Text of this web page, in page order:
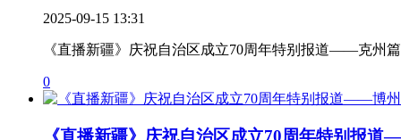
2025-09-15 13:31
《直播新疆》庆祝自治区成立70周年特别报道——克州篇
0
《直播新疆》庆祝自治区成立70周年特别报道